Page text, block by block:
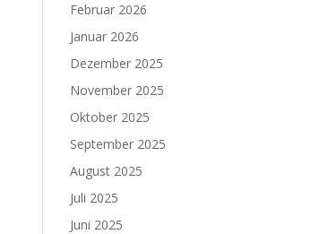
Februar 2026
Januar 2026
Dezember 2025
November 2025
Oktober 2025
September 2025
August 2025
Juli 2025
Juni 2025